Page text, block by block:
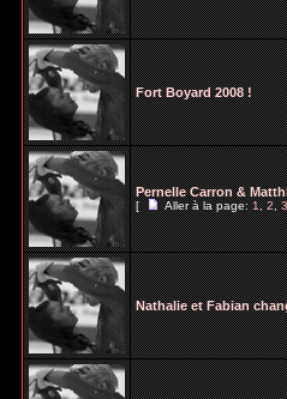
Fort Boyard 2008 !
Pernelle Carron &
[ Aller à la page:1,2,3
Nathalie et Fabian